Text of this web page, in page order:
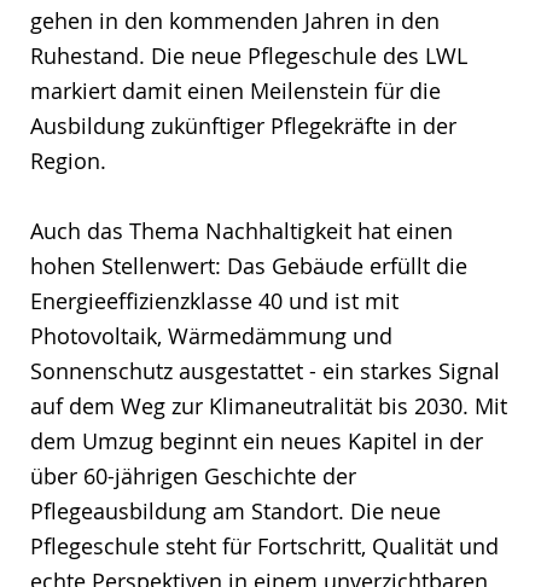
gehen in den kommenden Jahren in den
Ruhestand. Die neue Pflegeschule des LWL
markiert damit einen Meilenstein für die
Ausbildung zukünftiger Pflegekräfte in der
Region.
Auch das Thema Nachhaltigkeit hat einen
hohen Stellenwert: Das Gebäude erfüllt die
Energieeffizienzklasse 40 und ist mit
Photovoltaik, Wärmedämmung und
Sonnenschutz ausgestattet - ein starkes Signal
auf dem Weg zur Klimaneutralität bis 2030. Mit
dem Umzug beginnt ein neues Kapitel in der
über 60-jährigen Geschichte der
Pflegeausbildung am Standort. Die neue
Pflegeschule steht für Fortschritt, Qualität und